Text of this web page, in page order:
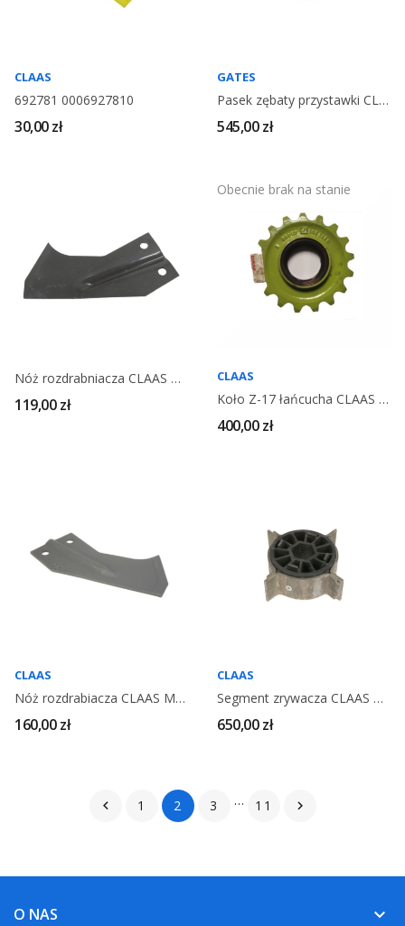
CLAAS
692781 0006927810
30,00 zł
GATES
Pasek zębaty przystawki CLAAS GATES 695610
545,00 zł
Nóż rozdrabniacza CLAAS Multimaster 651840
119,00 zł
Obecnie brak na stanie
CLAAS
Koło Z-17 łańcucha CLAAS Multimaster 613393
400,00 zł
CLAAS
Nóż rozdrabiacza CLAAS Multimaster 651840 ORYGINAŁ
160,00 zł
CLAAS
Segment zrywacza CLAAS Multimaster 651754 ORYGINAŁ
650,00 zł
 1 2 3 … 11 
O NAS keyboard_arrow_down